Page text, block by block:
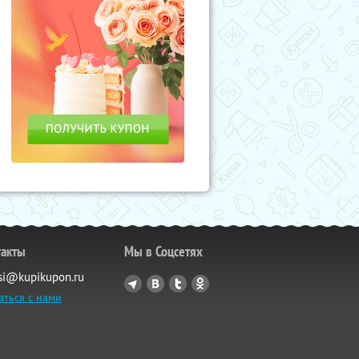
с нами
Мы в Соцсетях